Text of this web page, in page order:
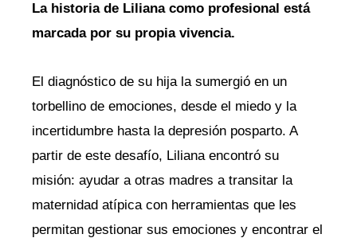
La historia de Liliana como profesional está
marcada por su propia vivencia.
El diagnóstico de su hija la sumergió en un
torbellino de emociones, desde el miedo y la
incertidumbre hasta la depresión posparto. A
partir de este desafío, Liliana encontró su
misión: ayudar a otras madres a transitar la
maternidad atípica con herramientas que les
permitan gestionar sus emociones y encontrar el